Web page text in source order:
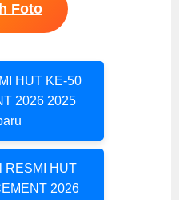
Foto
HUT KE-50
2026 2025
RESMI HUT
2026